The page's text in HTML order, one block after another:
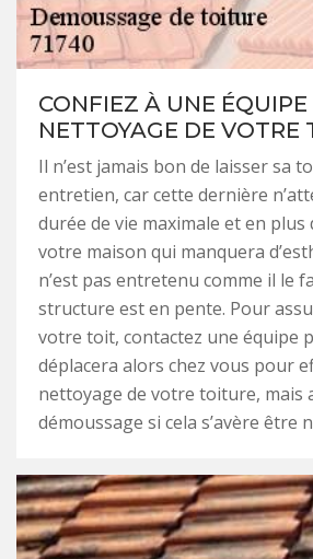
CONFIEZ À UNE ÉQUIPE
NETTOYAGE DE VOTRE
Il n’est jamais bon de laisser sa
entretien, car cette dernière
durée de vie maximale et en plus
votre maison qui manquera
n’est pas entretenu comme il le
structure est en pente. Pour
votre toit, contactez une équipe
déplacera alors chez vous pour
nettoyage de votre toiture, mais
démoussage si cela s’avère être